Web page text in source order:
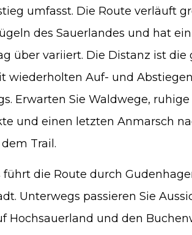
umfasst. Die Route verläuft
des Sauerlandes und hat
über variiert. Die Distanz ist die
wiederholten Auf- und
Erwarten Sie Waldwege,
und einen letzten Anmarsch
Trail.
führt die Route durch
Unterwegs passieren Sie
Hochsauerland und den